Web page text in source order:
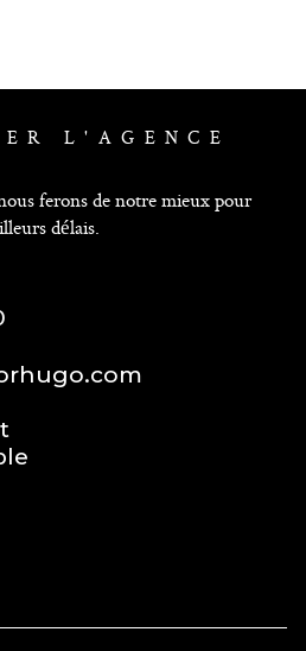
L'AGENCE
ferons de notre mieux pour
délais.